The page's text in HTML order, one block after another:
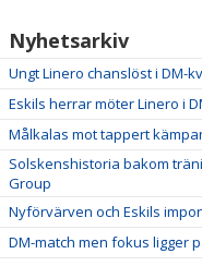
Nyhetsarkiv
Ungt Linero chanslöst i DM-
Eskils herrar möter Linero i
Målkalas mot tappert
Solskenshistoria bakom
Group
Nyförvärven och Eskils
DM-match men fokus ligger